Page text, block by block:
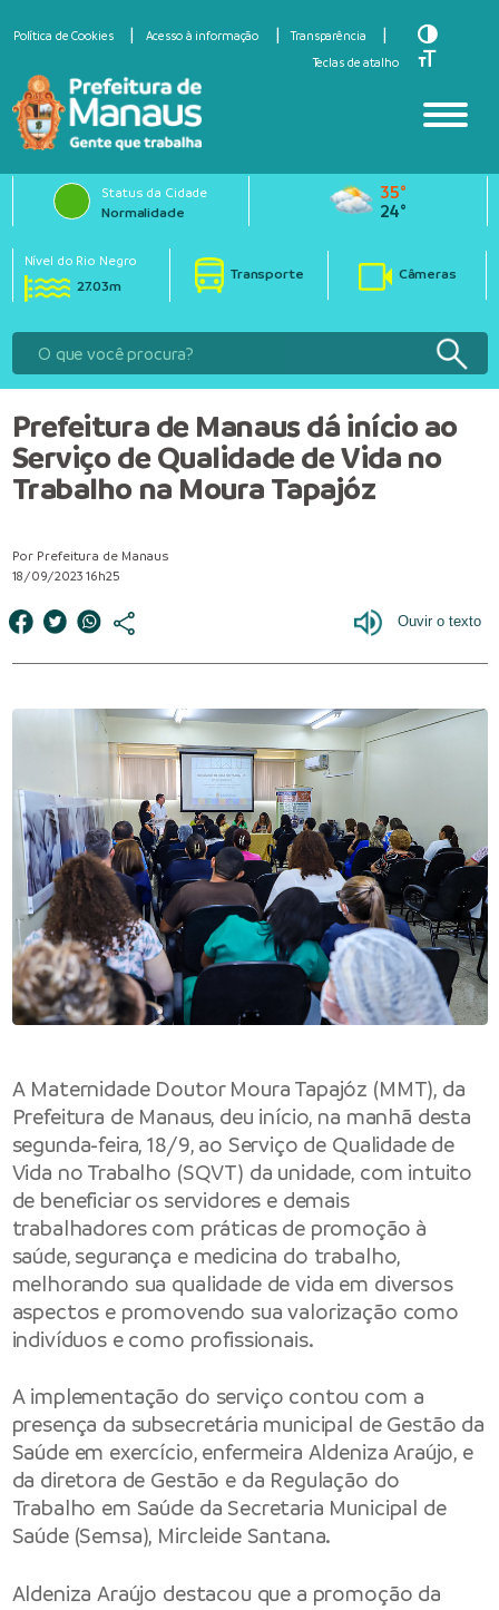
Política de Cookies Acesso à informação
Transparência
Teclas de atalho
Toggle
Toggle
Status da Cidade
Normalidade
35°
24°
Nível do Rio Negro
27.03m
Transporte Câmeras
Prefeitura de Manaus dá início ao
Serviço de Qualidade de Vida no
Trabalho na Moura Tapajóz
Por Prefeitura de Manaus
18/09/2023 16h25
A Maternidade Doutor Moura Tapajóz (MMT), da
Prefeitura de Manaus, deu início, na manhã desta
segunda-feira, 18/9, ao Serviço de Qualidade de
Vida no Trabalho (SQVT) da unidade, com intuito
de beneficiar os servidores e demais
trabalhadores com práticas de promoção à
saúde, segurança e medicina do trabalho,
melhorando sua qualidade de vida em diversos
aspectos e promovendo sua valorização como
indivíduos e como profissionais.
A implementação do serviço contou com a
presença da subsecretária municipal de Gestão da
Saúde em exercício, enfermeira Aldeniza Araújo, e
da diretora de Gestão e da Regulação do
Trabalho em Saúde da Secretaria Municipal de
Saúde (Semsa), Mircleide Santana.
Aldeniza Araújo destacou que a promoção da